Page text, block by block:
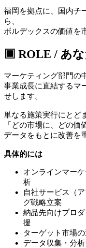
福岡を拠点に、国内チ
ら、
ボルデックスの価値を
▣ ROLE / あ
マーケティング部門の
事業成長に直結するマ
せします。
単なる施策実行にとど
「どの市場に、どの価
データをもとに改善を
具体的には
オンラインマー
析
自社サービス（
グ戦略立案
納品先向けプロ
援
ターゲット市場
データ収集・分